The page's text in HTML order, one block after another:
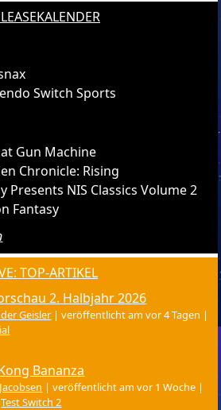
Switch Sports
Gun Machine
Chronicle: Rising
Presents NIS Classics Volume 2
Fantasy
TOP-ARTIKEL
2. Halbjahr 2026
Geisler |veröffentlicht am vor 4 Tagen |
Bananza
|veröffentlicht am vor 1 Woche |
Test Switch 2